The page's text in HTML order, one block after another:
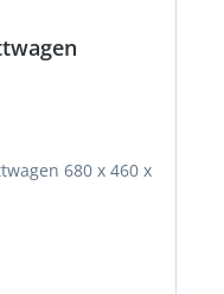
680 x 460 x